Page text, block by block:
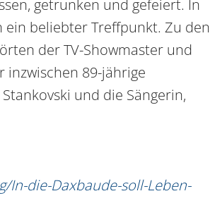
getrunken und gefeiert. In
beliebter Treffpunkt. Zu den
der TV-Showmaster und
inzwischen 89-jährige
und die Sängerin,
die-Daxbaude-soll-Leben-